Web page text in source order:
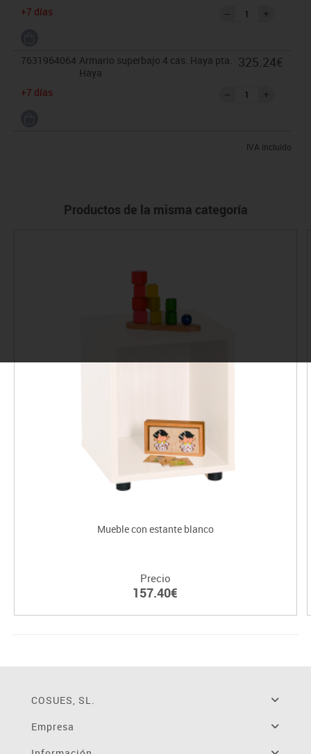
+7 días
7631964064 Armario superbajo 4 cas. Haya pta.
Haya
+7 días
325.24€
IVA incluido
Productos de la misma categoría
Mueble con estante blanco
Precio
157.40€
COSUES, SL.
Empresa